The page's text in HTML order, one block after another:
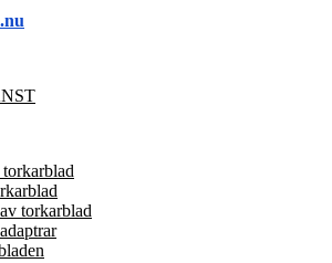
torkarblad
torkarblad